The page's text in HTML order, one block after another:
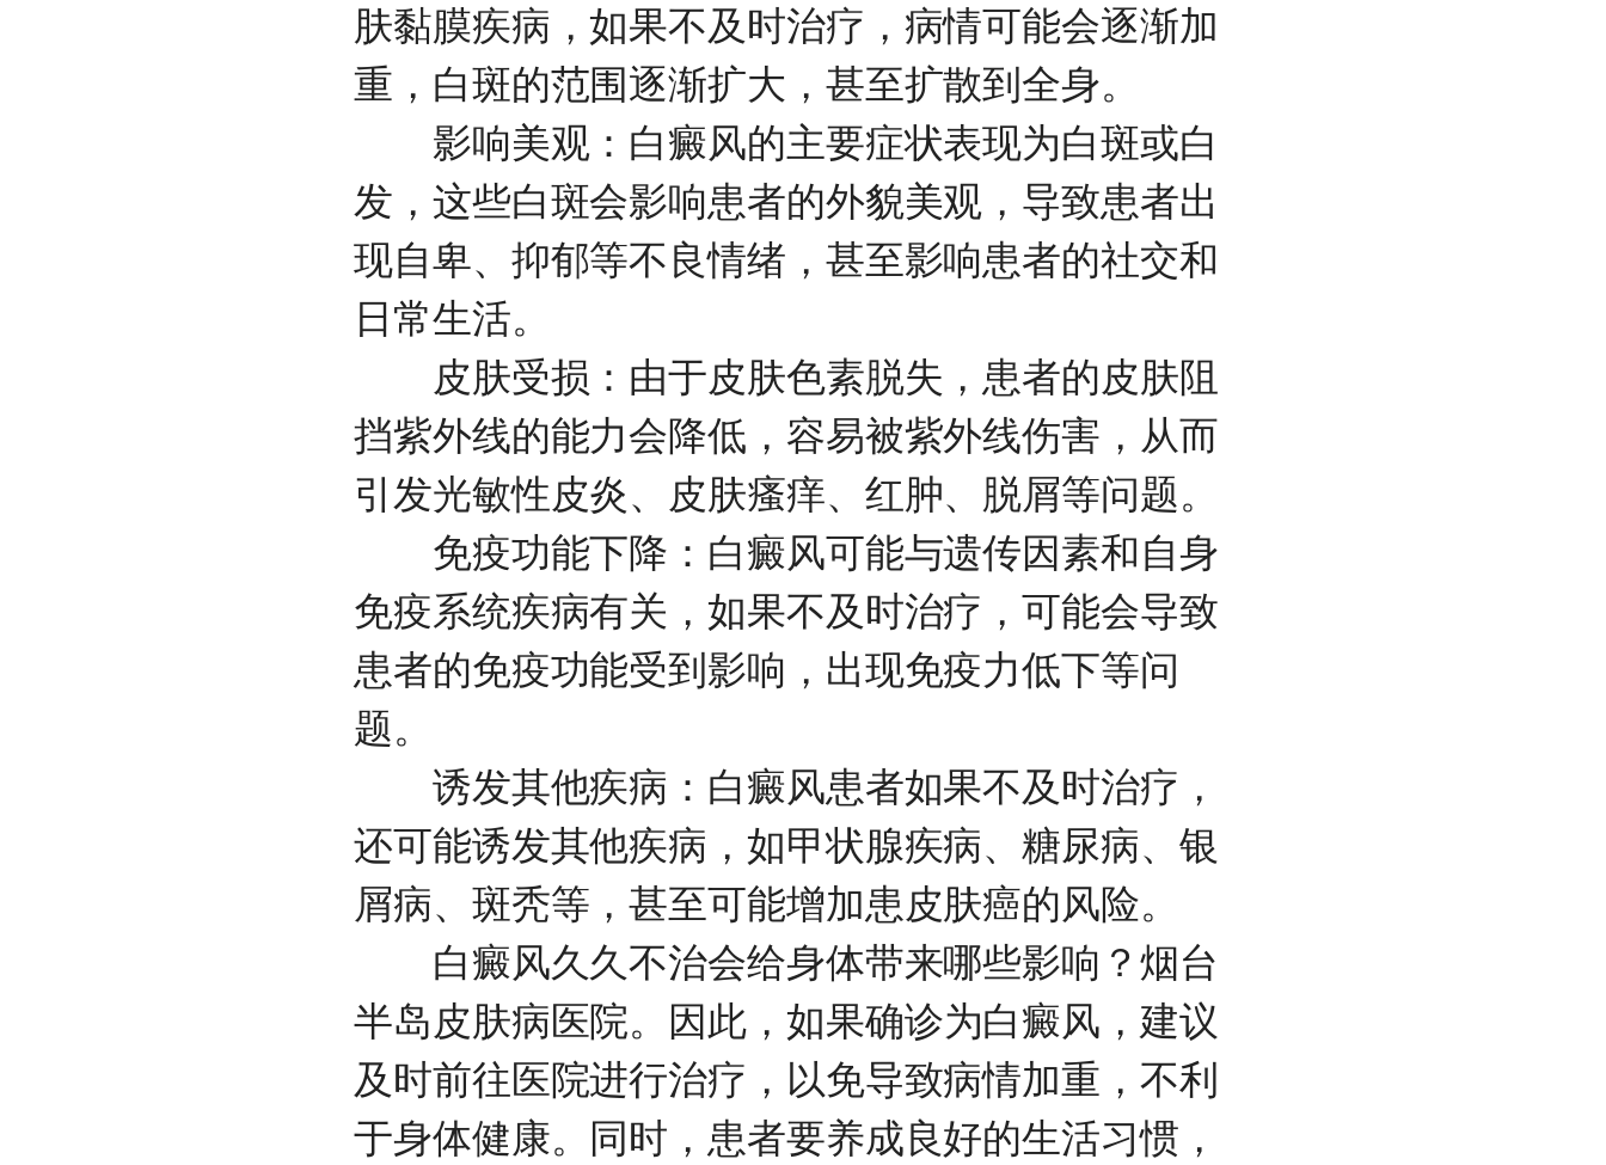
肤黏膜疾病，如果不及时治疗，病情可能会逐渐加
重，白斑的范围逐渐扩大，甚至扩散到全身。
影响美观：白癜风的主要症状表现为白斑或白
发，这些白斑会影响患者的外貌美观，导致患者出
现自卑、抑郁等不良情绪，甚至影响患者的社交和
日常生活。
皮肤受损：由于皮肤色素脱失，患者的皮肤阻
挡紫外线的能力会降低，容易被紫外线伤害，从而
引发光敏性皮炎、皮肤瘙痒、红肿、脱屑等问题。
免疫功能下降：白癜风可能与遗传因素和自身
免疫系统疾病有关，如果不及时治疗，可能会导致
患者的免疫功能受到影响，出现免疫力低下等问
题。
诱发其他疾病：白癜风患者如果不及时治疗，
还可能诱发其他疾病，如甲状腺疾病、糖尿病、银
屑病、斑秃等，甚至可能增加患皮肤癌的风险。
白癜风久久不治会给身体带来哪些影响？ 烟台
半岛皮肤病医院。因此，如果确诊为白癜风，建议
及时前往医院进行治疗，以免导致病情加重，不利
于身体健康。同时，患者要养成良好的生活习惯，